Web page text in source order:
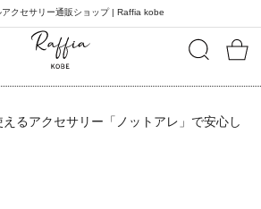
アクセサリー通販ショップ | Raffia kobe
るアクセサリー「ノットアレ」で安心し